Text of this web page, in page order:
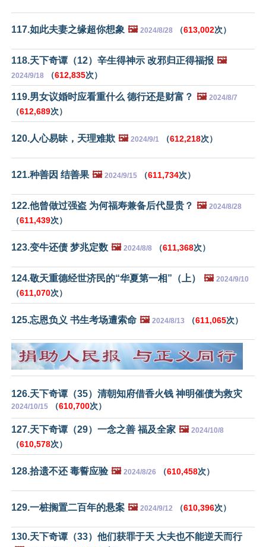
117.如此夫妻之缘超你想象 🖼️ 2024/8/28 （613,002次）
118.天下奇谭（12）辛生得神示 改邪归正得福报 🖼️
2024/9/18 （612,835次）
119.男女议婚时应看重什么 德行还是财富？ 🖼️ 2024/8/7
（612,689次）
120.人心易昧，天理难欺 🖼️ 2024/9/1 （612,218次）
121.种善因 结善果 🖼️ 2024/9/15 （611,734次）
122.他曾做过强盗 为何福寿兼备后代显贵？ 🖼️ 2024/8/28
（611,439次）
123.变牛还债 梦兆定数 🖼️ 2024/8/8 （611,368次）
124.敬天重德经世济民的“华夏第一相”（上） 🖼️ 2024/9/10
（611,070次）
125.忘恩负义 书生考场遭索命 🖼️ 2024/8/13 （611,065次）
126.天下奇谭（35）清朝知府借香火钱 神明催债为救灾
2024/10/15 （610,700次）
127.天下奇谭（29）一念之善 福及全家 🖼️ 2024/10/8
（610,578次）
128.拾遗不还 毒誓应验 🖼️ 2024/8/26 （610,458次）
129.一桩搁置二百年的悬案 🖼️ 2024/9/12 （610,396次）
130.天下奇谭（33）他们获罪于天 大夫也不能逆天而行